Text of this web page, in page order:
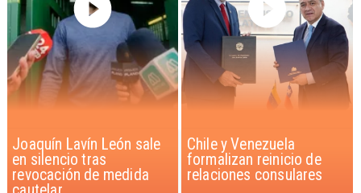
Chile y Venezuela
formalizan reinicio de
relaciones consulares
Feriantes rechazan
dichos de Camila Flores
sobre Fabiola Campillai